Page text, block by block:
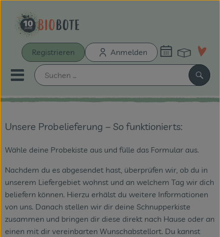
Registrieren Anmelden
Mobiles Menu öffnen oder
Aus der Region
Neu & Aktionen
Themenwelten
Unsere Probelieferung – So funktionierts:
Wähle deine Probekiste aus und fülle das Formular aus.
Nachdem du es abgesendet hast, überprüfen wir, ob du in
unserem Liefergebiet wohnst und an welchem Tag wir dich
beliefern können. Hierzu erhälst du weitere Informationen
von uns. Danach stellen wir dir deine Schnupperkiste
zusammen und bringen dir diese direkt nach Hause oder an
einen mit dir vereinbarten Wunschabstellort. Du kannst